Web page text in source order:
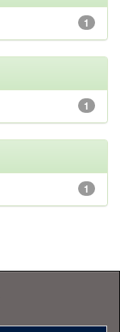
1
1
1